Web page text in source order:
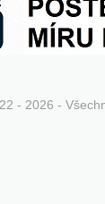
- 2026 -